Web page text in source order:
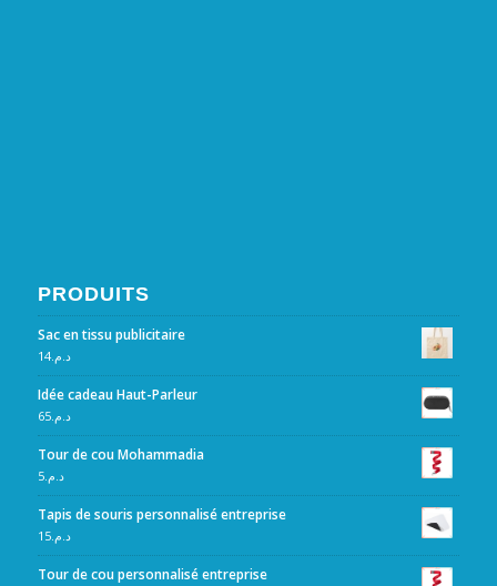
PRODUITS
Sac en tissu publicitaire
د.م.14
Idée cadeau Haut-Parleur
د.م.65
Tour de cou Mohammadia
د.م.5
Tapis de souris personnalisé entreprise
د.م.15
Tour de cou personnalisé entreprise